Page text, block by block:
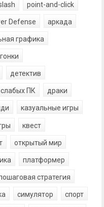
point-and-click
Defense аркада
графика
гонки
детектив
ПК драки
казуальные игры
квест
открытый мир
платформер
стратегия
симулятор спорт